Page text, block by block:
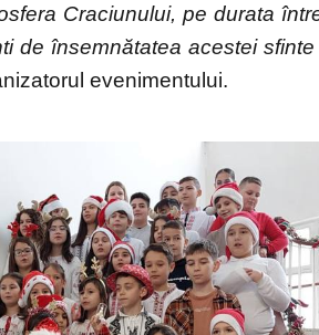
Craciunului, pe durata
de însemnătatea acestei
evenimentului.